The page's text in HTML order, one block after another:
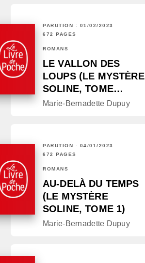
PARUTION : 01/02/2023
672 PAGES
ROMANS
LE VALLON DES
LOUPS (LE MYSTÈRE
SOLINE, TOME…
Marie-Bernadette Dupuy
PARUTION : 04/01/2023
672 PAGES
ROMANS
AU-DELÀ DU TEMPS
(LE MYSTÈRE
SOLINE, TOME 1)
Marie-Bernadette Dupuy